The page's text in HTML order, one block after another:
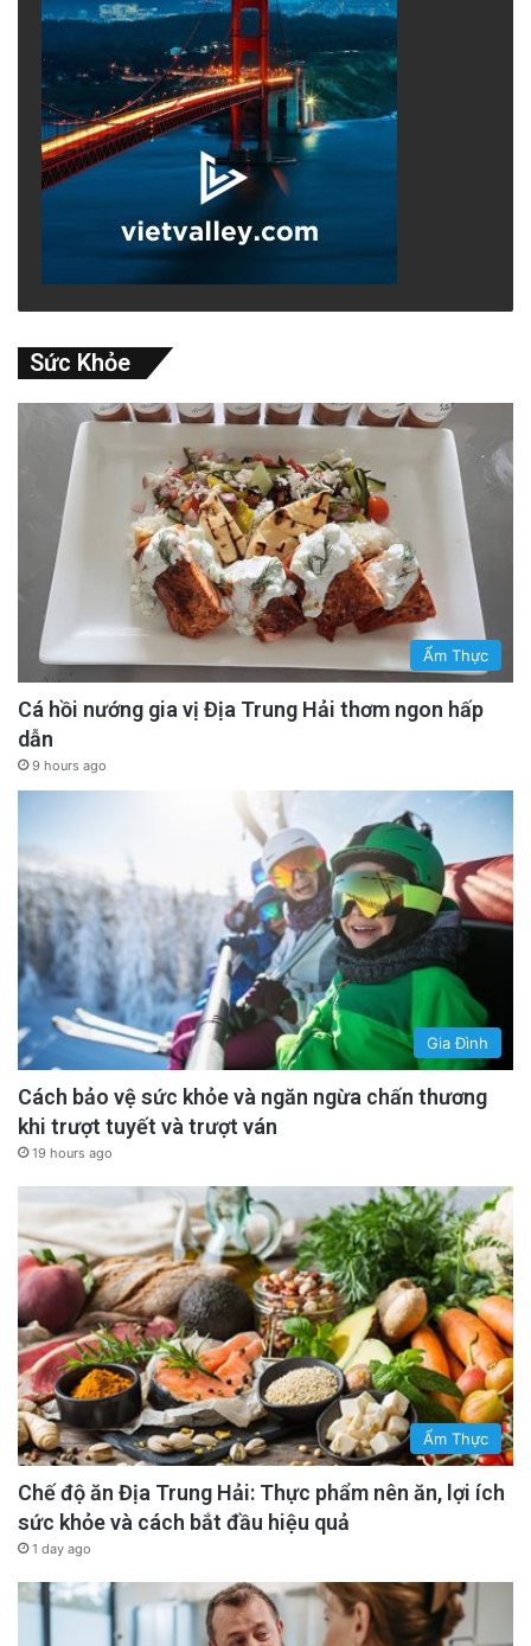
Sức Khỏe
Ẩm Thực
Cá hồi nướng gia vị Địa Trung Hải thơm ngon hấp
dẫn
9 hours ago
Gia Đình
Cách bảo vệ sức khỏe và ngăn ngừa chấn thương
khi trượt tuyết và trượt ván
19 hours ago
Ẩm Thực
Chế độ ăn Địa Trung Hải: Thực phẩm nên ăn, lợi ích
sức khỏe và cách bắt đầu hiệu quả
1 day ago